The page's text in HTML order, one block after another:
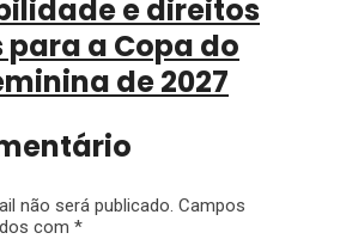
e direitos
a Copa do
de 2027
não será publicado. Campos
com *